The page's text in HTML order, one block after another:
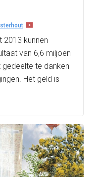
2013 kunnen
van 6,6 miljoen
te danken
Het geld is